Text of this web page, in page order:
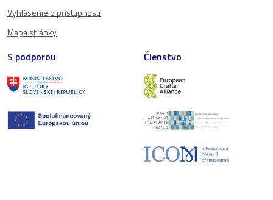
Vyhlásenie o prístupnosti
Mapa stránky
S podporou Členstvo